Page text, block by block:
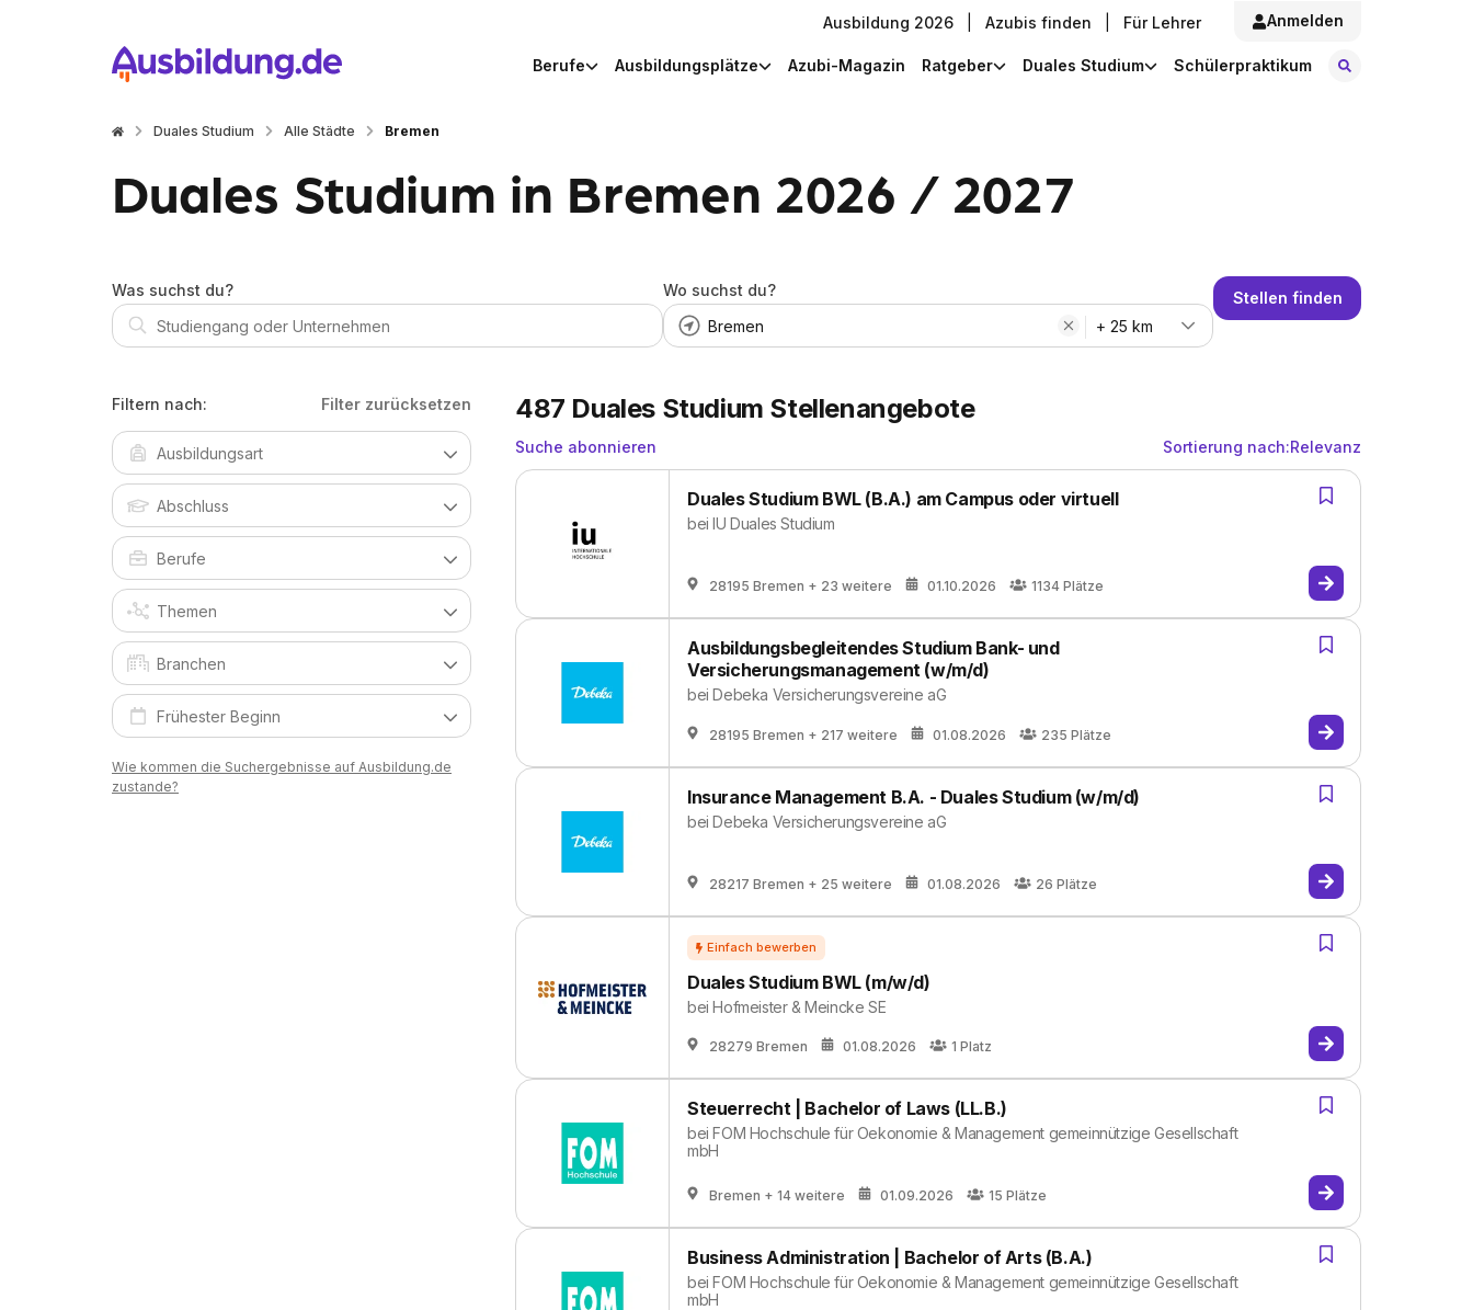
Ausbildung 2026 Azubis finden Für Lehrer Anmelden
Berufe Ausbildungsplätze Azubi-Magazin Ratgeber Duales Studium Schülerpraktikum
Duales Studium Alle Städte Bremen
Duales Studium in Bremen 2026 / 2027
Was suchst du?
Wo suchst du?
+ 25 km
Stellen finden
Filtern nach: Filter zurücksetzen
Wie kommen die Suchergebnisse auf Ausbildung.de
zustande?
487 Duales Studium Stellenangebote
Suche abonnieren Sortierung nach:Relevanz
Duales Studium BWL (B.A.) am Campus oder virtuell
beiIU Duales Studium
28195 Bremen + 23 weitere 01.10.2026 1134 Plätze
Ausbildungsbegleitendes Studium Bank- und
Versicherungsmanagement (w/m/d)
beiDebeka Versicherungsvereine aG
28195 Bremen + 217 weitere 01.08.2026 235 Plätze
Insurance Management B.A. - Duales Studium (w/m/d)
beiDebeka Versicherungsvereine aG
28217 Bremen + 25 weitere 01.08.2026 26 Plätze
Duales Studium BWL (m/w/d)
beiHofmeister & Meincke SE
28279 Bremen 01.08.2026 1 Platz
Steuerrecht | Bachelor of Laws (LL.B.)
beiFOM Hochschule für Oekonomie & Management gemeinnützige Gesellschaft
mbH
Bremen + 14 weitere 01.09.2026 15 Plätze
Business Administration | Bachelor of Arts (B.A.)
beiFOM Hochschule für Oekonomie & Management gemeinnützige Gesellschaft
mbH